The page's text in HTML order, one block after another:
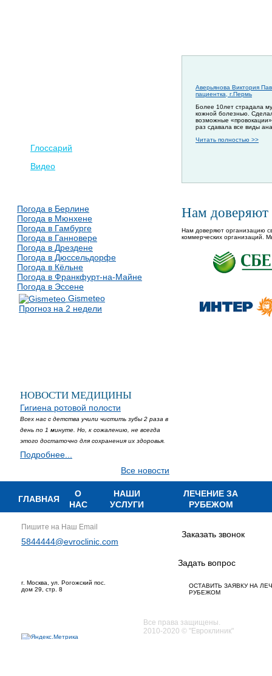
Глоссарий
Видео
Погода в Берлине
Погода в Мюнхене
Погода в Гамбурге
Погода в Ганновере
Погода в Дрездене
Погода в Дюссельдорфе
Погода в Кёльне
Погода в Франкфурт-на-Майне
Погода в Эссене
Gismeteo
Прогноз на 2 недели
НОВОСТИ МЕДИЦИНЫ
Гигиена ротовой полости
Всех нас с детства учили чистить зубы 2 раза в
день по 1 минуте. Но, к сожалению, не всегда
этого достаточно для сохранения их здоровья.
Подробнее...
Все новости
Аверьянова Виктория
пациентка, г.Пермь
Более 10лет страдала
кожной болезнью.
возможные
раз сдавала все виды
Читать полностью >>
Нам доверяют
Нам доверяют организацию
коммерческих организаций.
ГЛАВНАЯ
О
НАС
НАШИ
УСЛУГИ
ЛЕЧЕНИЕ ЗА
РУБЕЖОМ
Пишите на Наш Email
5844444@evroclinic.com
Заказать звонок
Задать вопрос
ОСТАВИТЬ ЗАЯВКУ НА
РУБЕЖОМ
г. Москва, ул. Рогожский пос.
дом 29, стр. 8
Все права защищены.
2010-2020 © "Евроклиник"